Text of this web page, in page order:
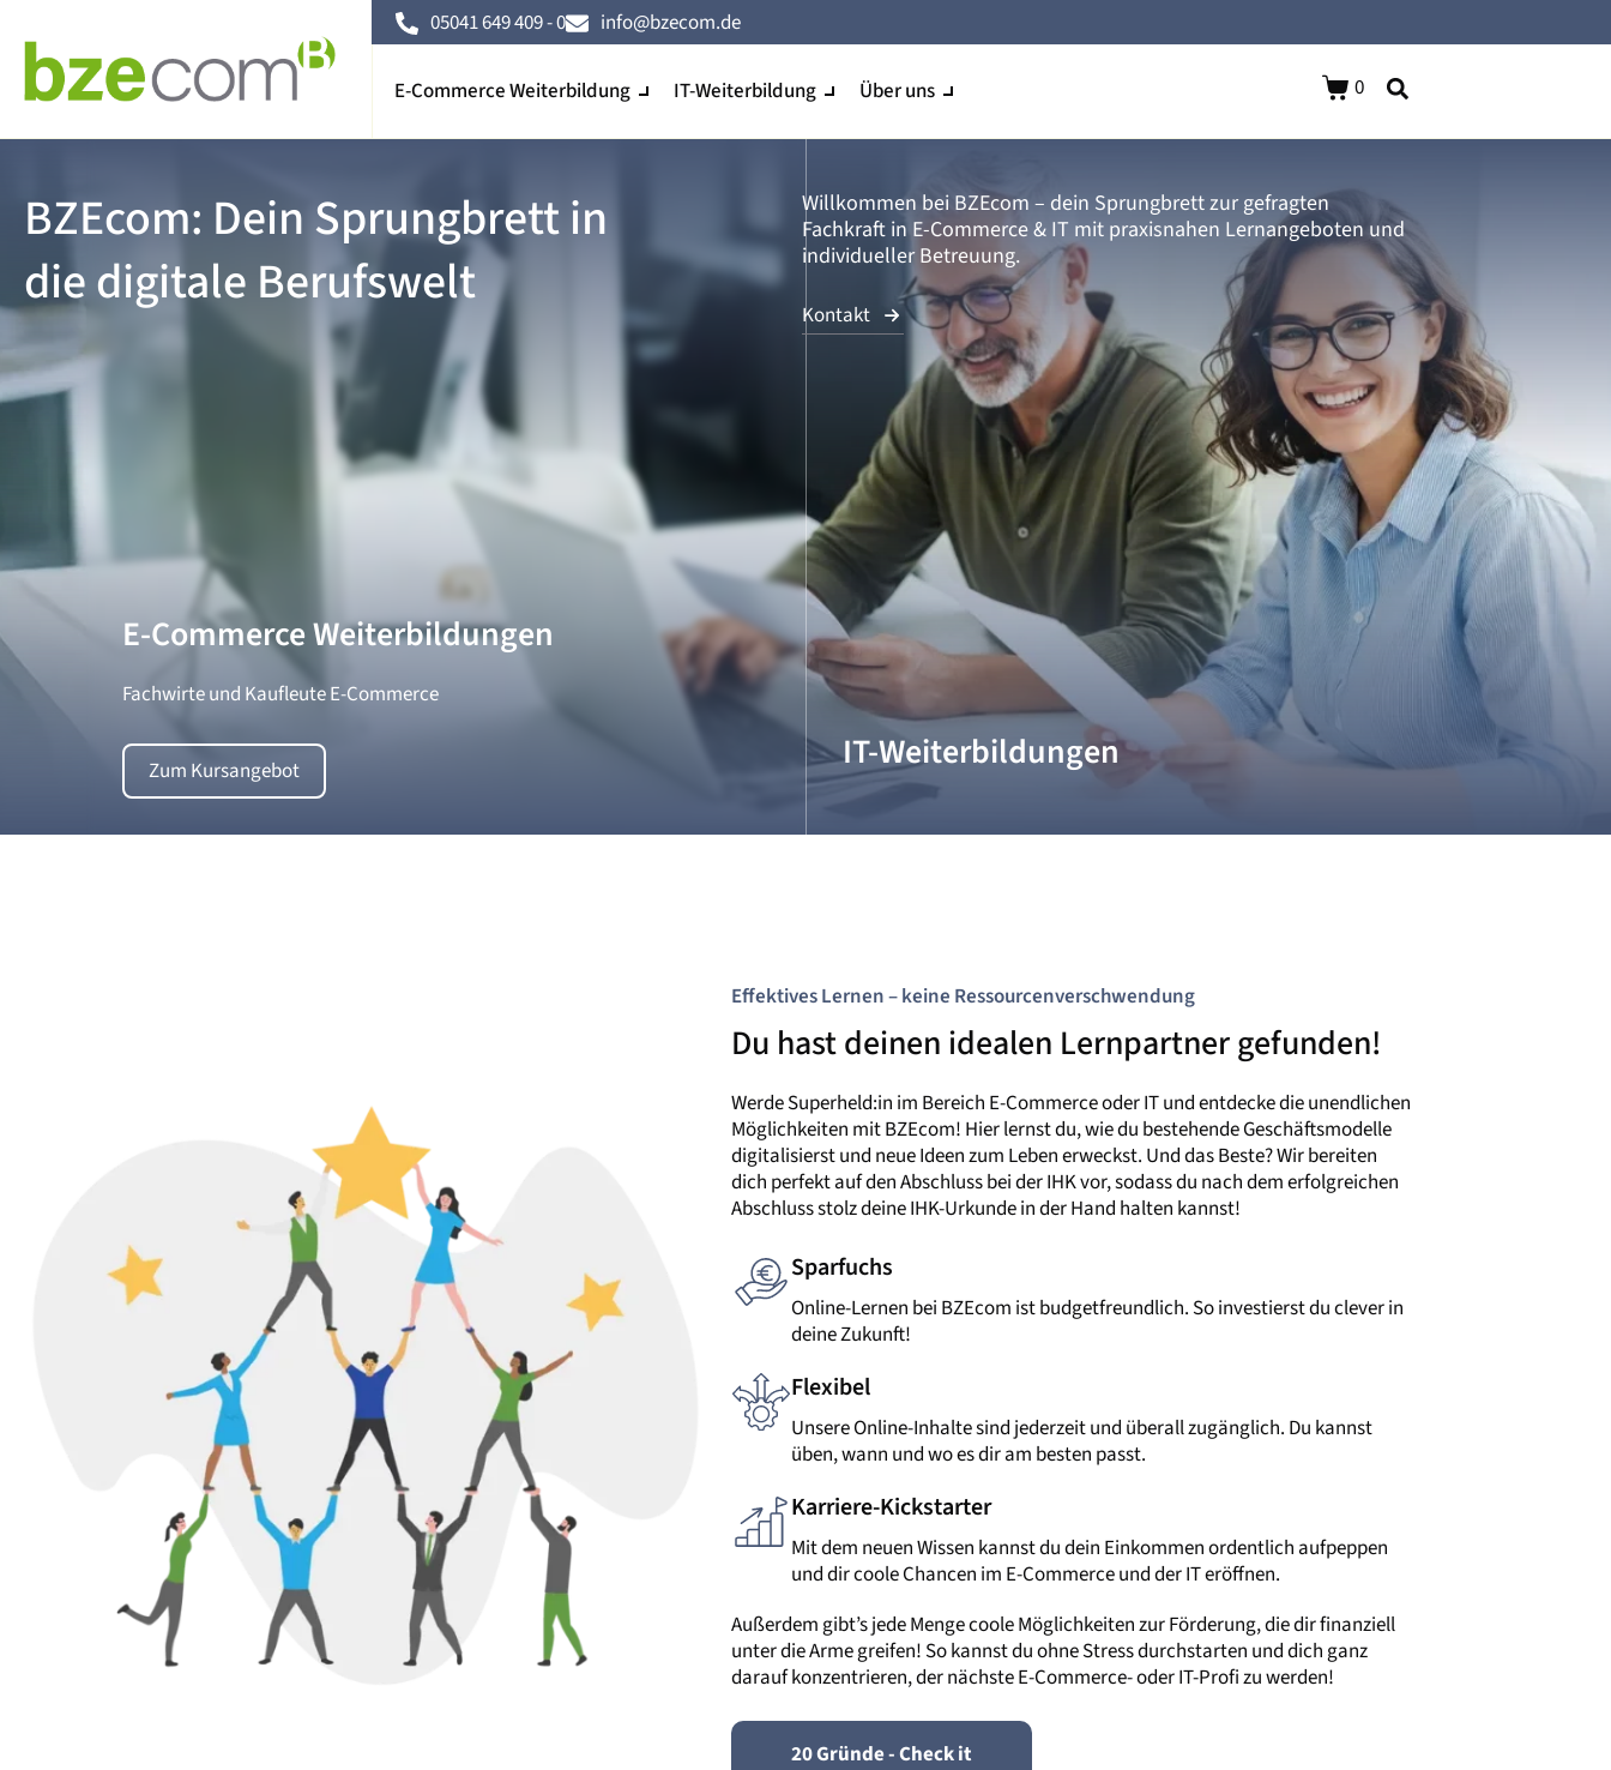
05041 649 409 - 0 info@bzecom.de
E-Commerce Weiterbildung IT-Weiterbildung Über uns 0
BZEcom: Dein Sprungbrett in
die digitale Berufswelt
Willkommen bei BZEcom – dein Sprungbrett zur gefragten
Fachkraft in E-Commerce & IT mit praxisnahen Lernangeboten und
individueller Betreuung.
Kontakt
E-Commerce Weiterbildungen
Fachwirte und Kaufleute E-Commerce
Zum Kursangebot IT-Weiterbildungen
Effektives Lernen – keine Ressourcenverschwendung
Du hast deinen idealen Lernpartner gefunden!
Werde Superheld:in im Bereich E-Commerce oder IT und entdecke die unendlichen
Möglichkeiten mit BZEcom! Hier lernst du, wie du bestehende Geschäftsmodelle
digitalisierst und neue Ideen zum Leben erweckst. Und das Beste? Wir bereiten
dich perfekt auf den Abschluss bei der IHK vor, sodass du nach dem erfolgreichen
Abschluss stolz deine IHK-Urkunde in der Hand halten kannst!
Sparfuchs
Online-Lernen bei BZEcom ist budgetfreundlich. So investierst du clever in
deine Zukunft!
Flexibel
Unsere Online-Inhalte sind jederzeit und überall zugänglich. Du kannst
üben, wann und wo es dir am besten passt.
Karriere-Kickstarter
Mit dem neuen Wissen kannst du dein Einkommen ordentlich aufpeppen
und dir coole Chancen im E-Commerce und der IT eröffnen.
Außerdem gibt’s jede Menge coole Möglichkeiten zur Förderung, die dir finanziell
unter die Arme greifen! So kannst du ohne Stress durchstarten und dich ganz
darauf konzentrieren, der nächste E-Commerce- oder IT-Profi zu werden!
20 Gründe - Check it